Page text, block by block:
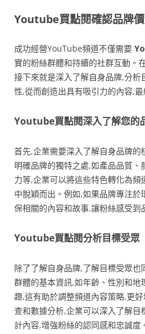
Youtube買點閱確認品牌
成功經營YouTube頻道不僅需要
實的粉絲群體和持續的社群互動。
接下來就是深入了解自身品牌,分
性,從而創造出具有吸引力的內容,
Youtube買點閱深入了解您的
首先,企業需要深入了解自身品牌的
明確品牌的獨特之處,如產品品質
力等,企業可以將這些特色轉化為
中脫穎而出。例如,如果品牌專注
保相關的內容和故事,讓粉絲感受到
Youtube買點閱分析目標受眾
除了了解自身品牌,了解目標受眾
群體的基本資訊,如年齡、性別和
趣,這有助於調整頻道內容策略,更
查和數據分析,企業可以深入了解
計內容,增強粉絲的認同感和忠誠度